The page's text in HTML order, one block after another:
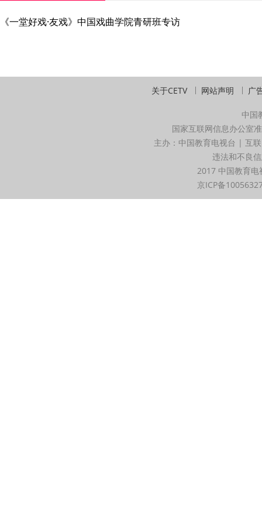
《一堂好戏·友戏》中国戏曲学院青研班专访
关于CETV 网站声明 广
中国
国家互联网信息办公室
主办：中国教育电视台 | 互
违法和不良
2017 中国教育
京ICP备